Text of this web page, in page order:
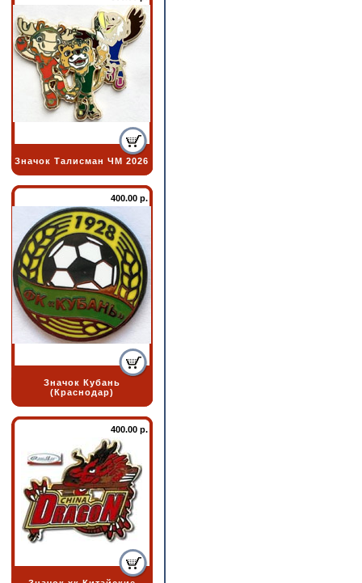
Значок Талисман ЧМ 2026
400.00 р.
Значок Кубань
(Краснодар)
400.00 р.